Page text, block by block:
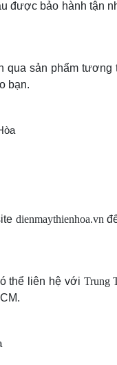
được bảo hành tận
sản phẩm
bạn.
dienmaythienhoa.vn
thể liên hệ với Trung